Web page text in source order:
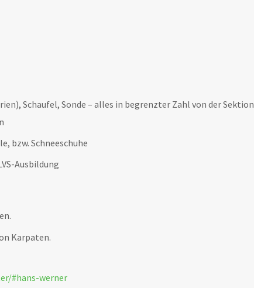
Schaufel, Sonde – alles in begrenzter Zahl von der Sektion
bzw. Schneeschuhe
Ausbildung
Karpaten.
#hans-werner